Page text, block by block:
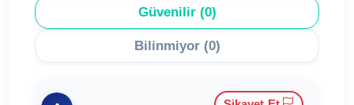
Güvenilir (0)
Bilinmiyor (0)